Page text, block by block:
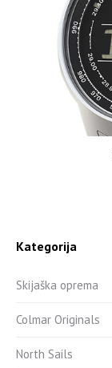
Kategorija
Skijaška oprema
Colmar Originals
North Sails